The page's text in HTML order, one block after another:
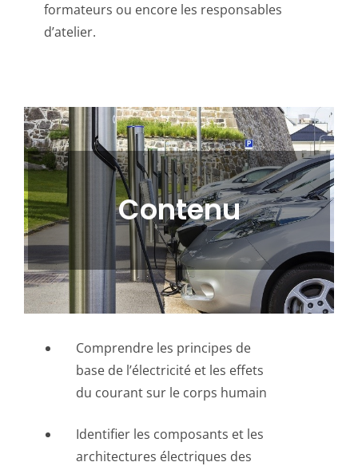
formateurs ou encore les responsables
d’atelier.
Contenu
Comprendre les principes de
base de l’électricité et les effets
du courant sur le corps humain
Identifier les composants et les
architectures électriques des